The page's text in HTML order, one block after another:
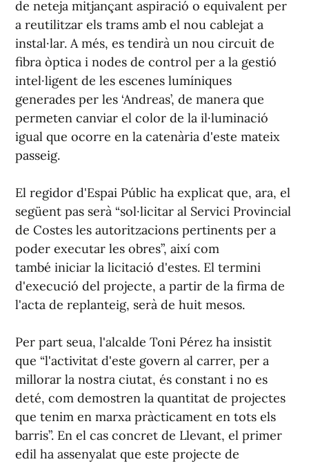
de neteja mitjançant aspiració o equivalent per
a reutilitzar els trams amb el nou cablejat a
instal·lar. A més, es tendirà un nou circuit de
fibra òptica i nodes de control per a la gestió
intel·ligent de les escenes lumíniques
generades per les ‘Andreas’, de manera que
permeten canviar el color de la il·luminació
igual que ocorre en la catenària d'este mateix
passeig.
El regidor d'Espai Públic ha explicat que, ara, el
següent pas serà “sol·licitar al Servici Provincial
de Costes les autoritzacions pertinents per a
poder executar les obres”, així com
també iniciar la licitació d'estes. El termini
d'execució del projecte, a partir de la firma de
l'acta de replanteig, serà de huit mesos.
Per part seua, l'alcalde Toni Pérez ha insistit
que “l'activitat d'este govern al carrer, per a
millorar la nostra ciutat, és constant i no es
deté, com demostren la quantitat de projectes
que tenim en marxa pràcticament en tots els
barris”. En el cas concret de Llevant, el primer
edil ha assenyalat que este projecte de